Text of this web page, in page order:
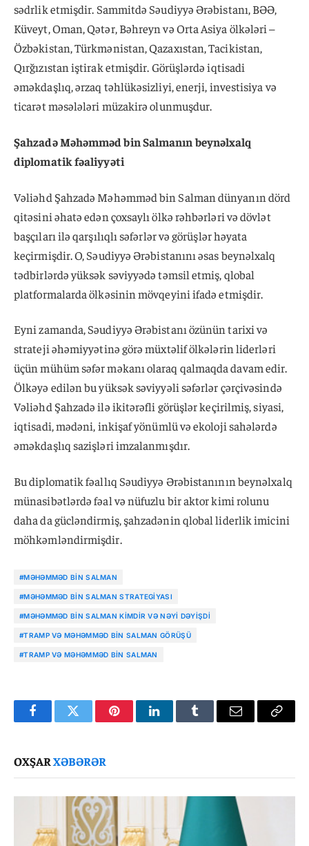
sədrlik etmişdir. Sammitdə Səudiyyə Ərəbistanı, BƏƏ,
Küveyt, Oman, Qətər, Bəhreyn və Orta Asiya ölkələri –
Özbəkistan, Türkmənistan, Qazaxıstan, Tacikistan,
Qırğızıstan iştirak etmişdir. Görüşlərdə iqtisadi
əməkdaşlıq, ərzaq təhlükəsizliyi, enerji, investisiya və
ticarət məsələləri müzakirə olunmuşdur.
Şahzadə Məhəmməd bin Salmanın beynəlxalq
diplomatik fəaliyyəti
Vəliəhd Şahzadə Məhəmməd bin Salman dünyanın dörd
qitəsini əhatə edən çoxsaylı ölkə rəhbərləri və dövlət
başçıları ilə qarşılıqlı səfərlər və görüşlər həyata
keçirmişdir. O, Səudiyyə Ərəbistanını əsas beynəlxalq
tədbirlərdə yüksək səviyyədə təmsil etmiş, qlobal
platformalarda ölkəsinin mövqeyini ifadə etmişdir.
Eyni zamanda, Səudiyyə Ərəbistanı özünün tarixi və
strateji əhəmiyyətinə görə müxtəlif ölkələrin liderləri
üçün mühüm səfər məkanı olaraq qalmaqda davam edir.
Ölkəyə edilən bu yüksək səviyyəli səfərlər çərçivəsində
Vəliəhd Şahzadə ilə ikitərəfli görüşlər keçirilmiş, siyasi,
iqtisadi, mədəni, inkişaf yönümlü və ekoloji sahələrdə
əməkdaşlıq sazişləri imzalanmışdır.
Bu diplomatik fəallıq Səudiyyə Ərəbistanının beynəlxalq
münasibətlərdə fəal və nüfuzlu bir aktor kimi rolunu
daha da gücləndirmiş, şahzadənin qlobal liderlik imicini
möhkəmləndirmişdir.
#MƏHƏMMƏD BIN SALMAN
#MƏHƏMMƏD BIN SALMAN STRATEGIYASI
#MƏHƏMMƏD BIN SALMAN KIMDIR VƏ NƏYI DƏYIŞDI
#TRAMP VƏ MƏHƏMMƏD BIN SALMAN GÖRÜŞÜ
#TRAMP VƏ MƏHƏMMƏD BIN SALMAN
FacebookTwitter PinterestLinkedInTumblr Email
Copy
OXŞARXƏBƏRƏR